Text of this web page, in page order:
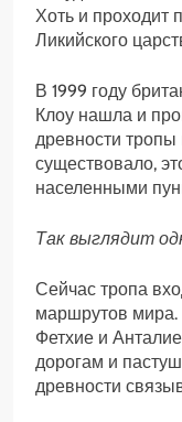
Хоть и проходит
Ликийского
В 1999 году
Клоу нашла и
древности тропы
существовало,
населенными
Так выглядит
Сейчас тропа
маршрутов
Фетхие и
дорогам и
древности